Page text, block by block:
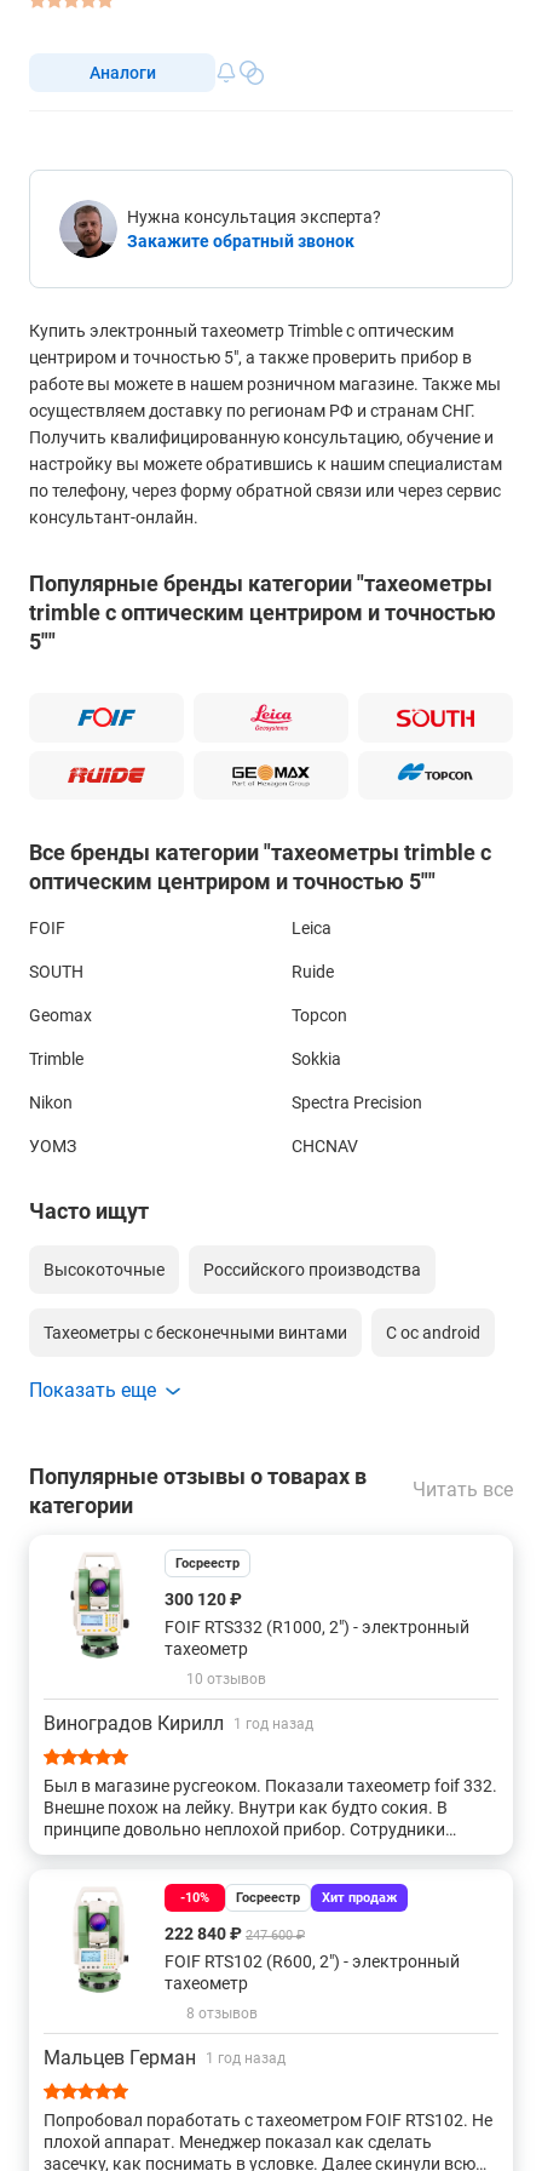
тахеометр
Аналоги
Нужна консультация эксперта?
Закажите обратный звонок
Купить электронный тахеометр Trimble с оптическим
центриром и точностью 5", а также проверить прибор в
работе вы можете в нашем розничном магазине. Также мы
осуществляем доставку по регионам РФ и странам СНГ.
Получить квалифицированную консультацию, обучение и
настройку вы можете обратившись к нашим специалистам
по телефону, через форму обратной связи или через сервис
консультант-онлайн.
Популярные бренды категории "тахеометры
trimble с оптическим центриром и точностью
5""
Все бренды категории "тахеометры trimble с
оптическим центриром и точностью 5""
FOIF Leica
SOUTH Ruide
Geomax Topcon
Trimble Sokkia
Nikon Spectra Precision
УОМЗ CHCNAV
Часто ищут
Высокоточные Российского производства
Тахеометры с бесконечными винтами С ос android
С оптическим центриром
Сканирующий по сетке тахеометр
С точность 0,5 секунд
С лазерным центриром и точностью 0.5"
С лазерным центриром и точностью 1"
С оптическим центриром и точностью 1"
С точностью 1" и закрепительными винтами
С оптическим центриром и точностью 2"
С лазерным центриром и точностью 2"
Показать еще
Популярные отзывы о товарах в
категории
Читать все
Госреестр
300 120 ₽
FOIF RTS332 (R1000, 2") - электронный
тахеометр
10 отзывов
Виноградов Кирилл 1 год назад
Был в магазине русгеоком. Показали тахеометр foif 332.
Внешне похож на лейку. Внутри как будто сокия. В
принципе довольно неплохой прибор. Сотрудники
показали, как провести засечку, разбивку и съемку.
-10% Госреестр Хит продаж
222 840 ₽ 247 600 ₽
FOIF RTS102 (R600, 2") - электронный
тахеометр
8 отзывов
Мальцев Герман 1 год назад
Попробовал поработать с тахеометром FOIF RTS102. Не
плохой аппарат. Менеджер показал как сделать
засечку, как поснимать в условке. Далее скинули всю